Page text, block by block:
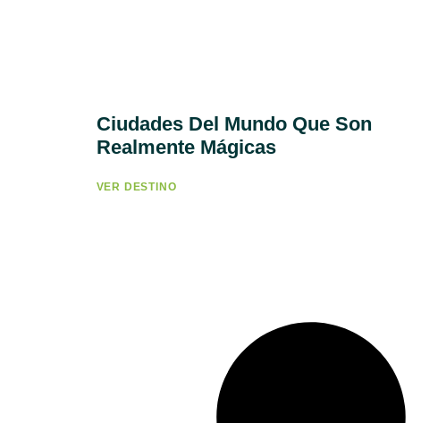
Ciudades Del Mundo Que Son
Realmente Mágicas
VER DESTINO